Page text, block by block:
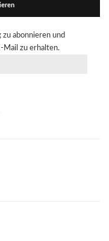
abonnieren und
Mail zu erhalten.